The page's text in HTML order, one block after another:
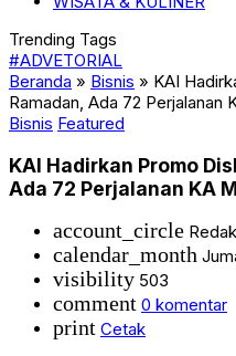
Trending Tags
#ADVETORIAL
Beranda » Bisnis » KAI
Ramadan, Ada 72 Perjalanan
Bisnis Featured
KAI Hadirkan Promo
Ada 72 Perjalanan KA
account_circle
calendar_month
visibility 503
comment 0 komentar
print Cetak